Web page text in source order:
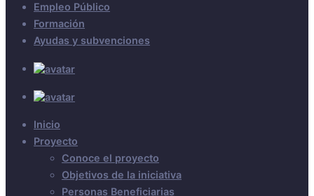
Empleo Público
Formación
Ayudas y subvenciones
Inicio
Proyecto
Conoce el proyecto
Objetivos de la iniciativa
Personas Beneficiarias